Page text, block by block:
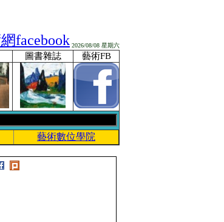
2026/08/08 星期六
圖書雜誌 藝術FB
藝術數位學院